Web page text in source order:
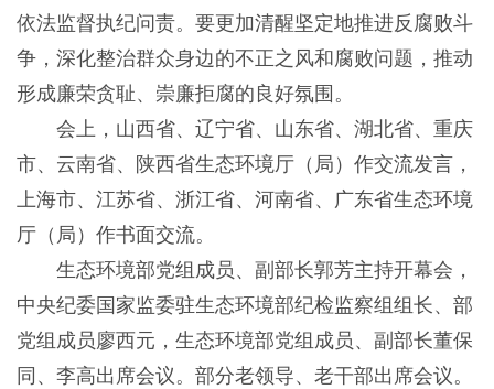
依法监督执纪问责。要更加清醒坚定地推进反腐败斗
争，深化整治群众身边的不正之风和腐败问题，推动
形成廉荣贪耻、崇廉拒腐的良好氛围。
会上，山西省、辽宁省、山东省、湖北省、重庆
市、云南省、陕西省生态环境厅（局）作交流发言，
上海市、江苏省、浙江省、河南省、广东省生态环境
厅（局）作书面交流。
生态环境部党组成员、副部长郭芳主持开幕会，
中央纪委国家监委驻生态环境部纪检监察组组长、部
党组成员廖西元，生态环境部党组成员、副部长董保
同、李高出席会议。部分老领导、老干部出席会议。